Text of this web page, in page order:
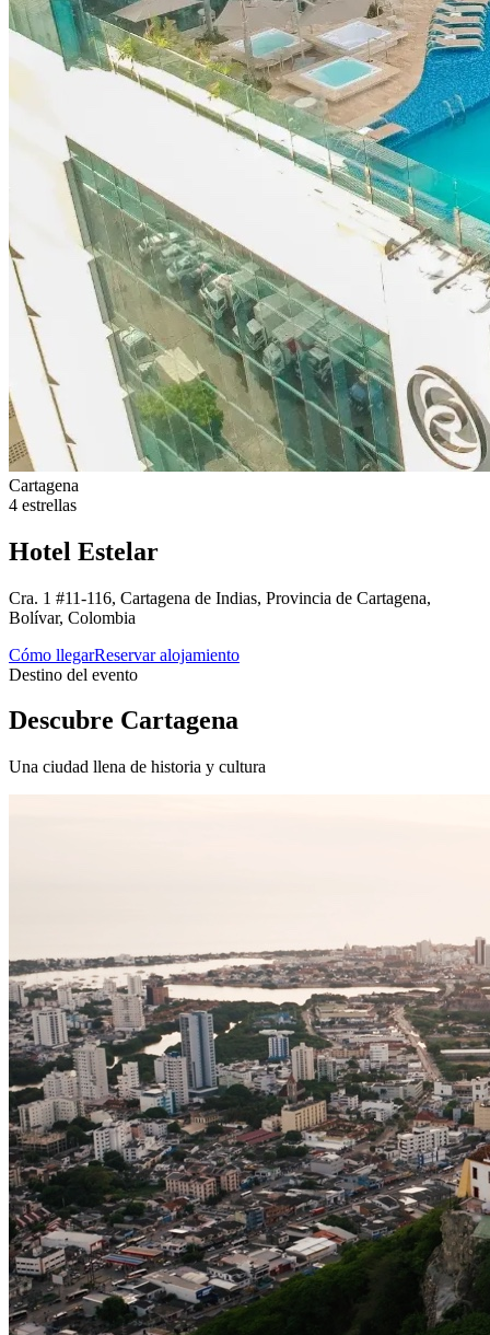
Cartagena
4 estrellas
Hotel Estelar
Cra. 1 #11-116, Cartagena de Indias, Provincia de Cartagena,
Bolívar, Colombia
Cómo llegarReservar alojamiento
Destino del evento
Descubre Cartagena
Una ciudad llena de historia y cultura